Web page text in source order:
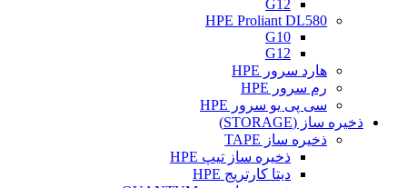
G12
HPE Proliant DL580
G10
G12
هارد سرور HPE
رم سرور HPE
سی پی یو سرور HPE
ذخیره ساز (STORAGE)
ذخیره ساز TAPE
ذخیره ساز تیپ HPE
دیتا کارتریج HPE